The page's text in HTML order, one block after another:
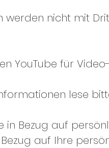
werden nicht mit
YouTube für
lese
in Bezug auf
auf Ihre